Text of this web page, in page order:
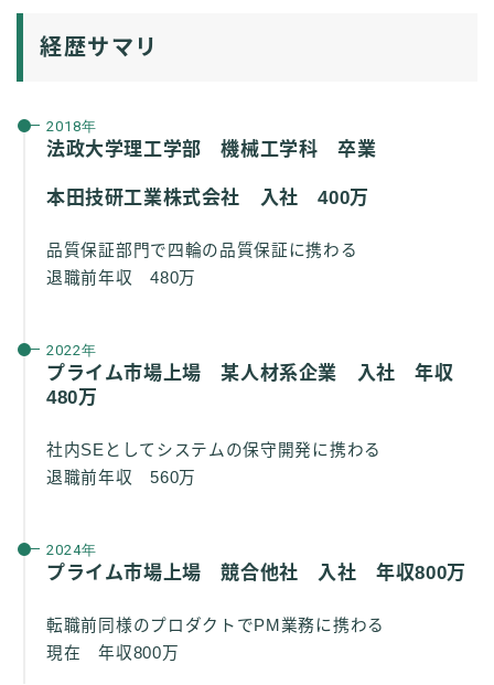
経歴サマリ
2018年
法政大学理工学部 機械工学科 卒業
本田技研工業株式会社 入社 400万
品質保証部門で四輪の品質保証に携わる
退職前年収 480万
2022年
プライム市場上場 某人材系企業 入社 年収
480万
社内SEとしてシステムの保守開発に携わる
退職前年収 560万
2024年
プライム市場上場 競合他社 入社 年収800万
転職前同様のプロダクトでPM業務に携わる
現在 年収800万